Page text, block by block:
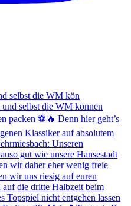
selbst die WM kön